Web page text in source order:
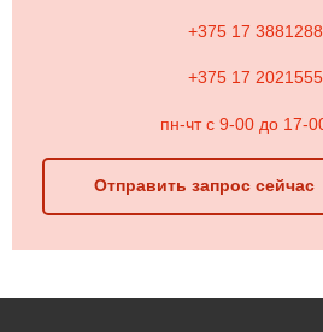
+375 17 3881288
+375 17 2021555
пн-чт с 9-00 до 17-
Отправить запрос сейчас